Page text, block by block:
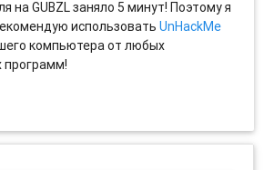
на GUBZL заняло 5 минут! Поэтому я
использоватьUnHackMe
компьютера от любых
программ!